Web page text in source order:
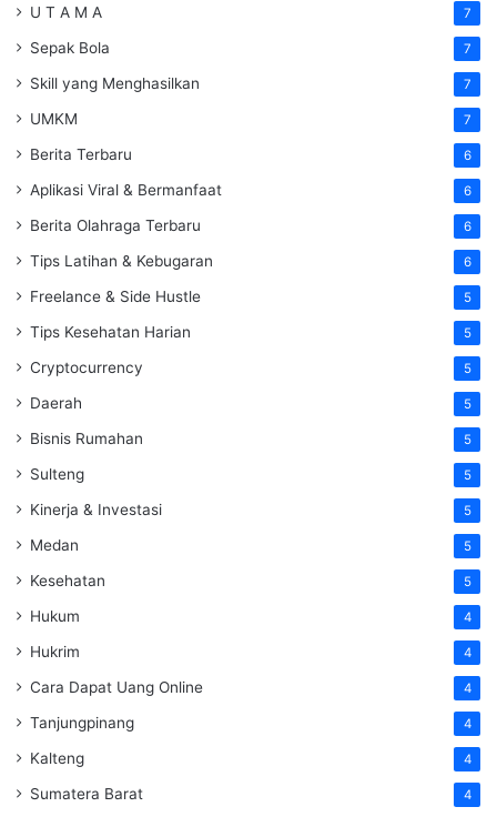
U T A M A 7
Sepak Bola 7
Skill yang Menghasilkan 7
UMKM 7
Berita Terbaru 6
Aplikasi Viral & Bermanfaat 6
Berita Olahraga Terbaru 6
Tips Latihan & Kebugaran 6
Freelance & Side Hustle 5
Tips Kesehatan Harian 5
Cryptocurrency 5
Daerah 5
Bisnis Rumahan 5
Sulteng 5
Kinerja & Investasi 5
Medan 5
Kesehatan 5
Hukum 4
Hukrim 4
Cara Dapat Uang Online 4
Tanjungpinang 4
Kalteng 4
Sumatera Barat 4